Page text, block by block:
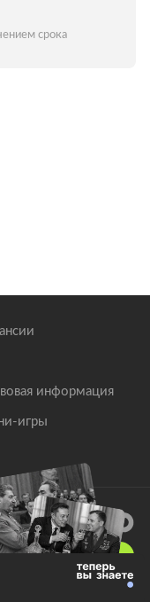
срока
информация
игры